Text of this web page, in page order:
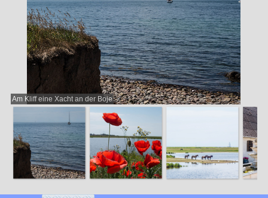
Am Kliff eine Xacht an der Boje